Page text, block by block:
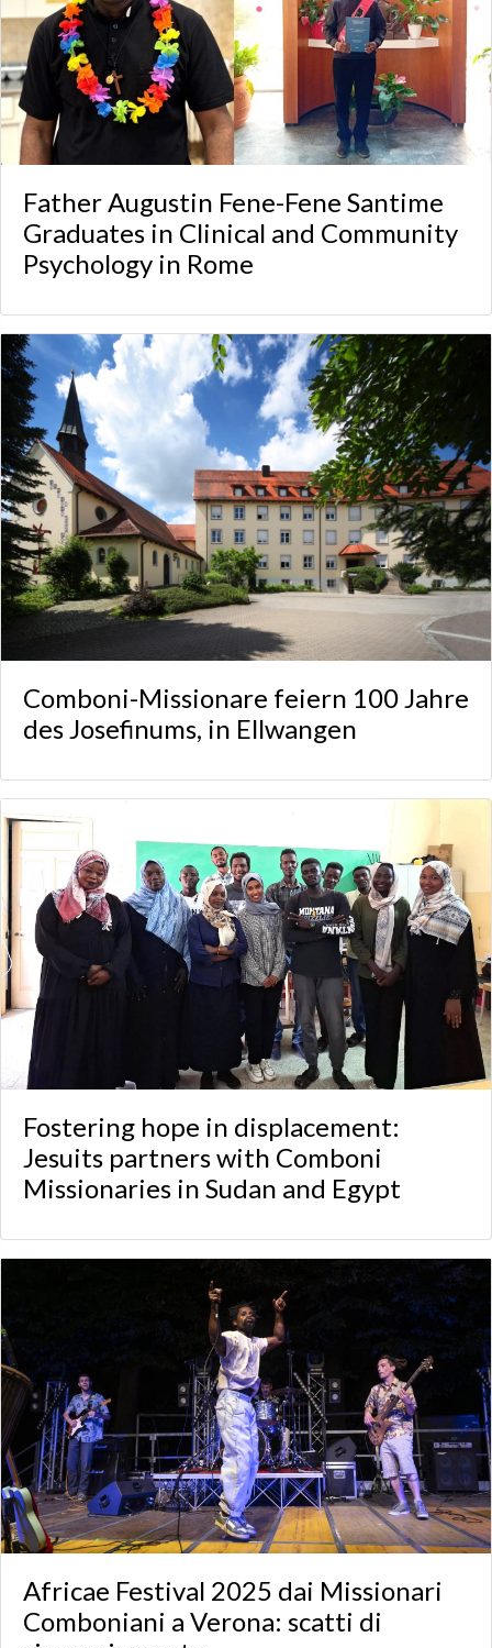
Father Augustin Fene-Fene Santime
Graduates in Clinical and Community
Psychology in Rome
Comboni-Missionare feiern 100 Jahre
des Josefinums, in Ellwangen
Fostering hope in displacement:
Jesuits partners with Comboni
Missionaries in Sudan and Egypt
Africae Festival 2025 dai Missionari
Comboniani a Verona: scatti di